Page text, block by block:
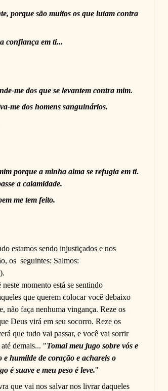
porque são muitos os que lutam contra
confiança em ti...
me dos que se levantem contra mim.
me dos homens sanguinários.
porque a minha alma se refugia em ti.
a calamidade.
me tem feito.
estamos sendo injustiçados e nos
os seguintes: Salmos:
momento está se sentindo
que querem colocar você debaixo
não faça nenhuma vingança. Reze os
Deus virá em seu socorro. Reze os
que tudo vai passar, e você vai sorrir
demais... "Tomai meu jugo sobre vós e
humilde de coração e achareis o
é suave e meu peso é leve."
que vai nos salvar nos livrar daqueles